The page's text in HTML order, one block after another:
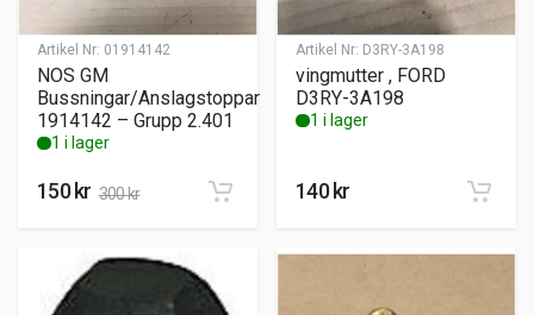
Artikel Nr: 01914142
NOS GM
Bussningar/Anslagstoppar
1914142 – Grupp 2.401
1 i lager
150 kr 300kr
Artikel Nr: D3RY-3A198
vingmutter , FORD
D3RY-3A198
1 i lager
140 kr